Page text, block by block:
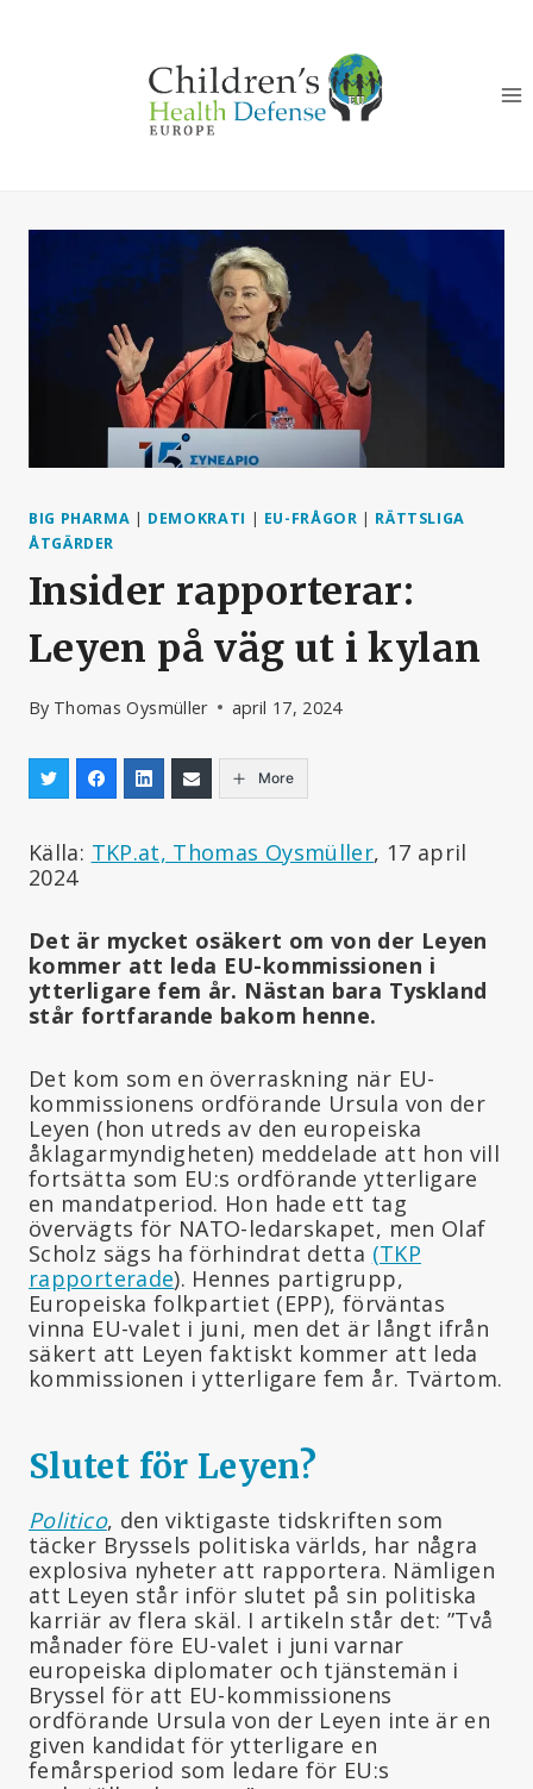
BIG PHARMA | DEMOKRATI | EU-FRÅGOR | RÄTTSLIGA
ÅTGÄRDER
Insider rapporterar:
Leyen på väg ut i kylan
By Thomas Oysmüller april 17, 2024
More
Källa: TKP.at, Thomas Oysmüller, 17 april
2024
Det är mycket osäkert om von der Leyen
kommer att leda EU-kommissionen i
ytterligare fem år. Nästan bara Tyskland
står fortfarande bakom henne.
Det kom som en överraskning när EU-
kommissionens ordförande Ursula von der
Leyen (hon utreds av den europeiska
åklagarmyndigheten) meddelade att hon vill
fortsätta som EU:s ordförande ytterligare
en mandatperiod. Hon hade ett tag
övervägts för NATO-ledarskapet, men Olaf
Scholz sägs ha förhindrat detta (TKP
rapporterade). Hennes partigrupp,
Europeiska folkpartiet (EPP), förväntas
vinna EU-valet i juni, men det är långt ifrån
säkert att Leyen faktiskt kommer att leda
kommissionen i ytterligare fem år. Tvärtom.
Slutet för Leyen?
Politico, den viktigaste tidskriften som
täcker Bryssels politiska världs, har några
explosiva nyheter att rapportera. Nämligen
att Leyen står inför slutet på sin politiska
karriär av flera skäl. I artikeln står det: ”Två
månader före EU-valet i juni varnar
europeiska diplomater och tjänstemän i
Bryssel för att EU-kommissionens
ordförande Ursula von der Leyen inte är en
given kandidat för ytterligare en
femårsperiod som ledare för EU:s